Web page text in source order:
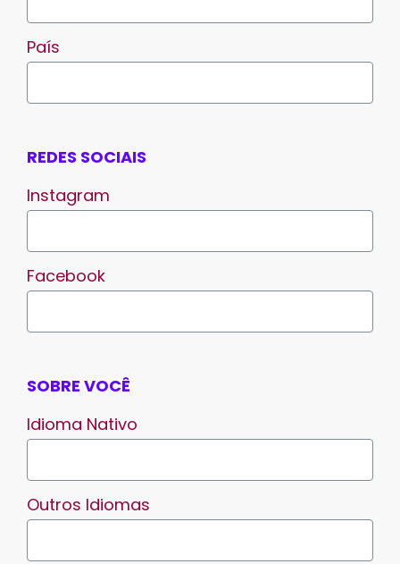
País
REDES SOCIAIS
Instagram
Facebook
SOBRE VOCÊ
Idioma Nativo
Outros Idiomas